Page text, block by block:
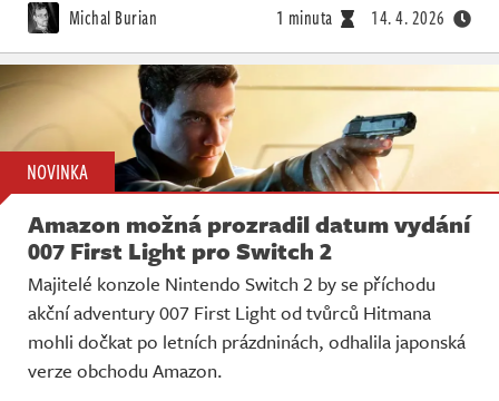
Michal Burian 1 minuta 14. 4. 2026
NOVINKA
Amazon možná prozradil datum vydání
007 First Light pro Switch 2
Majitelé konzole Nintendo Switch 2 by se příchodu
akční adventury 007 First Light od tvůrců Hitmana
mohli dočkat po letních prázdninách, odhalila japonská
verze obchodu Amazon.